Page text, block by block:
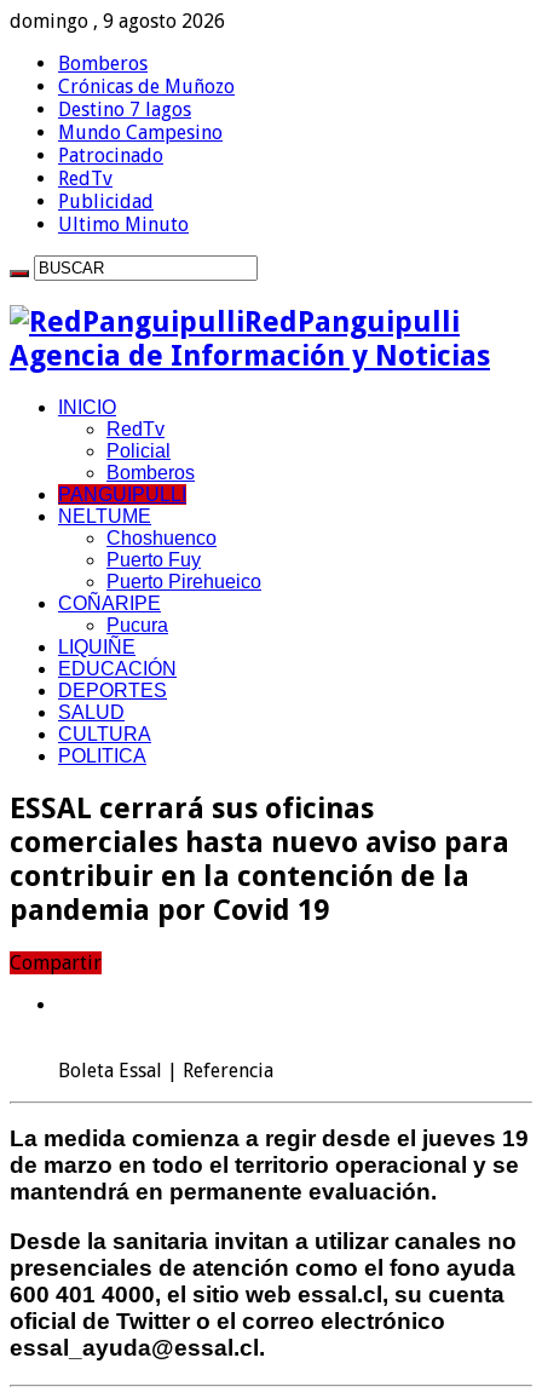
domingo , 9 agosto 2026
Bomberos
Crónicas de Muñozo
Destino 7 lagos
Mundo Campesino
Patrocinado
RedTv
Publicidad
Ultimo Minuto
RedPanguipulli
Agencia de Información y Noticias
INICIO
RedTv
Policial
Bomberos
PANGUIPULLI
NELTUME
Choshuenco
Puerto Fuy
Puerto Pirehueico
COÑARIPE
Pucura
LIQUIÑE
EDUCACIÓN
DEPORTES
SALUD
CULTURA
POLITICA
ESSAL cerrará sus oficinas
comerciales hasta nuevo aviso para
contribuir en la contención de la
pandemia por Covid 19
Compartir
Boleta Essal | Referencia
La medida comienza a regir desde el jueves 19
de marzo en todo el territorio operacional y se
mantendrá en permanente evaluación.
Desde la sanitaria invitan a utilizar canales no
presenciales de atención como el fono ayuda
600 401 4000, el sitio web essal.cl, su cuenta
oficial de Twitter o el correo electrónico
essal_ayuda@essal.cl.